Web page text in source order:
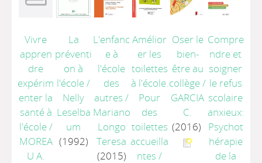
Vivre
appren
dre
expérim
enter la
santé à
l'école/
MOREA
U A.
La
préventi
on à
l'école/
Nelly
Leselba
um
(1992)
L'enfanc
e à
l'école
des
autres /
Mariano
Longo
Teresa
(2015)
Amélior
er les
toilettes
à l'école.
Pour
des
toilettes
accueilla
ntes /
Oser le
bien-
être au
collège/
GARCIA
C.
(2016)
Compre
ndre et
soigner
le refus
scolaire
anxieux:
Psychot
hérapie
de la